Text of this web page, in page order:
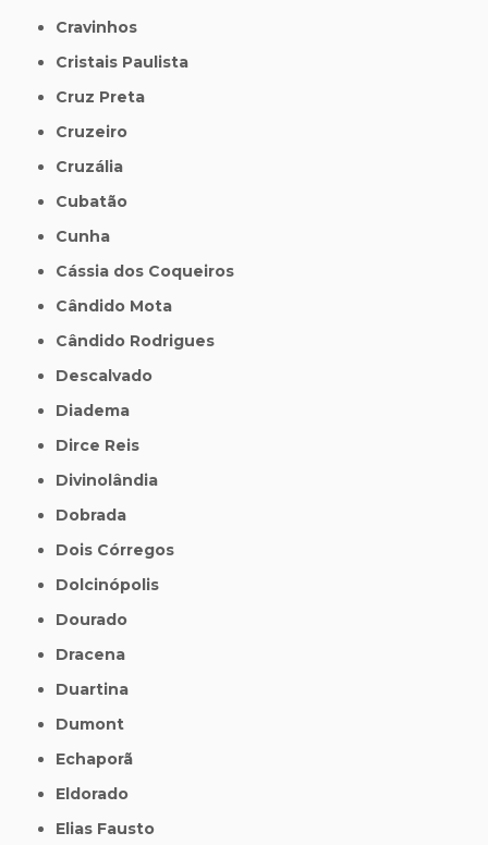
Cravinhos
Cristais Paulista
Cruz Preta
Cruzeiro
Cruzália
Cubatão
Cunha
Cássia dos Coqueiros
Cândido Mota
Cândido Rodrigues
Descalvado
Diadema
Dirce Reis
Divinolândia
Dobrada
Dois Córregos
Dolcinópolis
Dourado
Dracena
Duartina
Dumont
Echaporã
Eldorado
Elias Fausto